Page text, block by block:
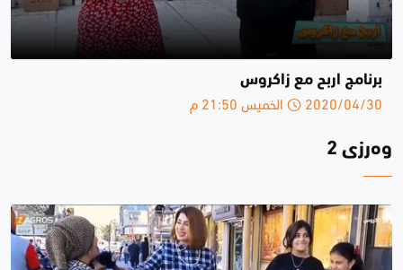
برنامج اربح مع زاكروس
2020/04/30 الخميس 21:50 م
وەرزی 2